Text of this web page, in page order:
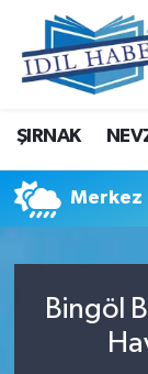
ŞIRNAK
Merkez
Bingöl
Nöbetçi
Hava
Trafik
Tüm